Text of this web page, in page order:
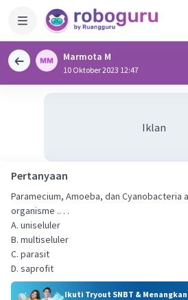
Marmota M
10 Oktober 2023 12:47
Iklan
Pertanyaan
Paramecium, Amoeba, dan Cyanobacteria
organisme .. . .
A. uniseluler
B. multiseluler
C. parasit
D. saprofit
Ikuti Tryout SNBT &